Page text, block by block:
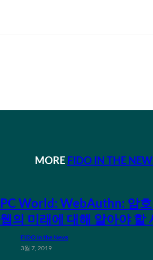
MORE FIDO IN THE
PC World: WebAuthn: 암
웹의 미래에 대해 알아야 할
FIDO in the News
3월 7, 2019